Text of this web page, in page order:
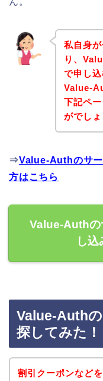
私自身
り、
で申し
Value-
下記ペ
がでしょ
⇒Value-Authのサー
方はこちら
Value-Authの
し込
Value-Auth
探してみた！
割引クーポンなど